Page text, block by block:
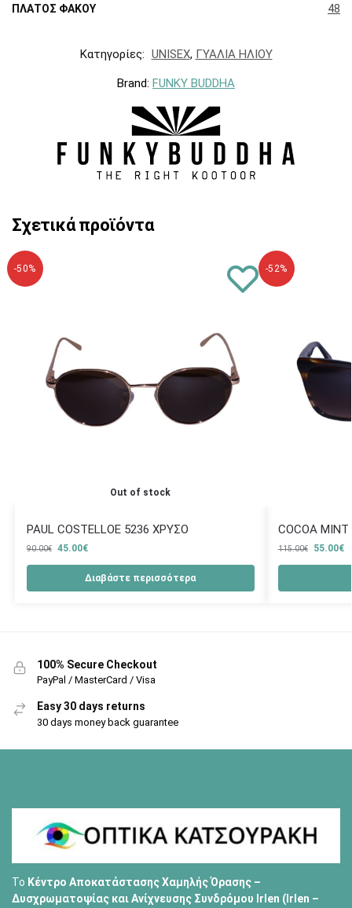
ΠΛΑΤΟΣ ΦΑΚΟΥ 48
Κατηγορίες: UNISEX, ΓΥΑΛΙΑ ΗΛΙΟΥ
Brand: FUNKY BUDDHA
Σχετικά προϊόντα
-50%
Out of stock
PAUL COSTELLOE 5236 ΧΡΥΣΟ
90.00€ 45.00€
Διαβάστε περισσότερα
-52%
COCOA
115.00€ 55.00€
100% Secure Checkout
PayPal / MasterCard / Visa
Easy 30 days returns
30 days money back guarantee
Το Κέντρο Αποκατάστασης Χαμηλής Όρασης –
Δυσχρωματοψίας και Ανίχνευσης Συνδρόμου Irlen (Irlen –